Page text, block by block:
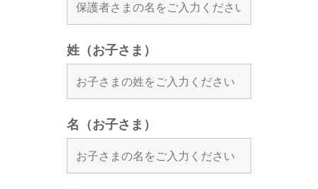
姓（お子さま）
名（お子さま）